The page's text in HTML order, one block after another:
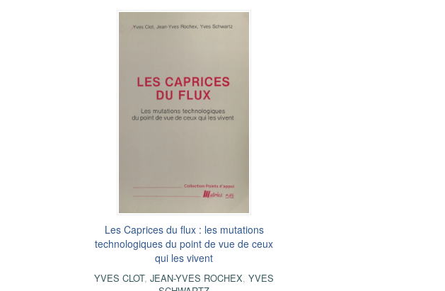
Les Caprices du flux : les mutations
technologiques du point de vue de ceux
qui les vivent
YVES CLOT, JEAN-YVES ROCHEX, YVES